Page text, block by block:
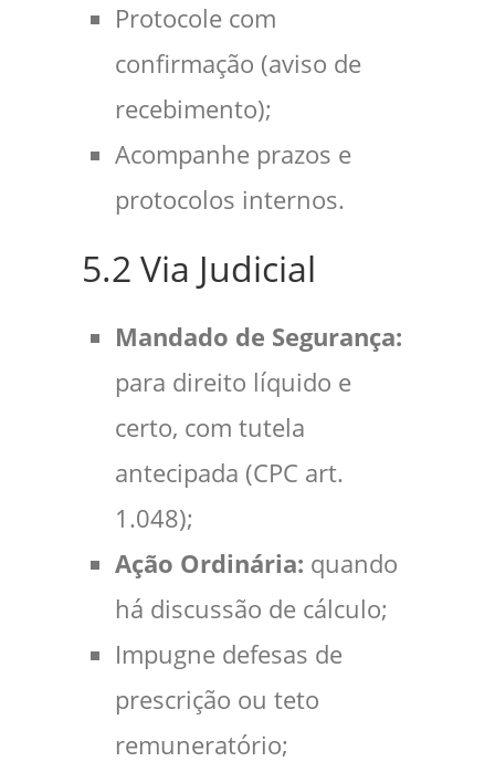
Protocole com
confirmação (aviso de
recebimento);
Acompanhe prazos e
protocolos internos.
5.2 Via Judicial
Mandado de Segurança:
para direito líquido e
certo, com tutela
antecipada (CPC art.
1.048);
Ação Ordinária: quando
há discussão de cálculo;
Impugne defesas de
prescrição ou teto
remuneratório;